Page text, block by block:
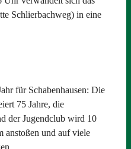
Schlierbachweg) in eine
für Schabenhausen: Die
75 Jahre, die
der Jugendclub wird 10
anstoßen und auf viele